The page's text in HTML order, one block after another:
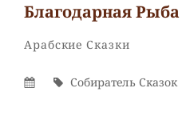
Благодарная Рыба
Рубрики
Арабские СказкиОт
Собиратель
Опубликовано
Автор
Собиратель Сказок